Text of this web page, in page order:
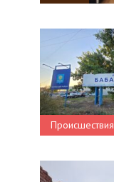
Происшествия